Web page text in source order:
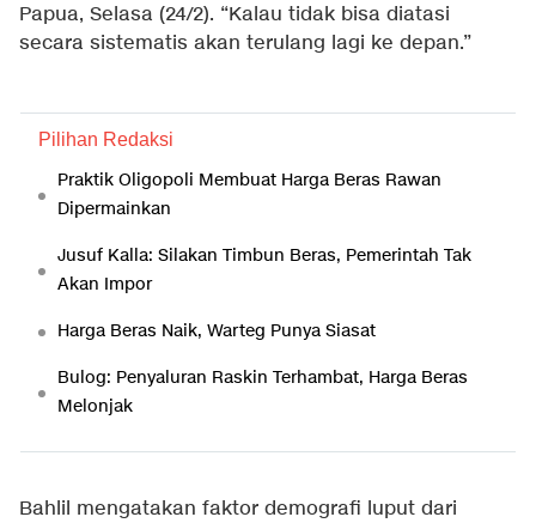
Papua, Selasa (24/2). “Kalau tidak bisa diatasi
secara sistematis akan terulang lagi ke depan.”
Pilihan Redaksi
Praktik Oligopoli Membuat Harga Beras Rawan
Dipermainkan
Jusuf Kalla: Silakan Timbun Beras, Pemerintah Tak
Akan Impor
Harga Beras Naik, Warteg Punya Siasat
Bulog: Penyaluran Raskin Terhambat, Harga Beras
Melonjak
Bahlil mengatakan faktor demografi luput dari